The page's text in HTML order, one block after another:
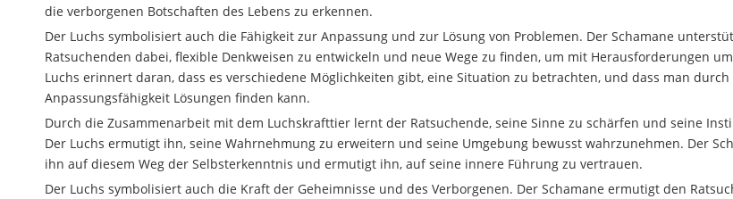
die verborgenen Botschaften des Lebens zu erkennen.
Der Luchs symbolisiert auch die Fähigkeit zur Anpassung und zur Lösung von Problemen. Der Schamane
Ratsuchenden dabei, flexible Denkweisen zu entwickeln und neue Wege zu finden, um mit Herausforderungen
Luchs erinnert daran, dass es verschiedene Möglichkeiten gibt, eine Situation zu betrachten, und dass man
Anpassungsfähigkeit Lösungen finden kann.
Durch die Zusammenarbeit mit dem Luchskrafttier lernt der Ratsuchende, seine Sinne zu schärfen und seine
Der Luchs ermutigt ihn, seine Wahrnehmung zu erweitern und seine Umgebung bewusst wahrzunehmen. Der
ihn auf diesem Weg der Selbsterkenntnis und ermutigt ihn, auf seine innere Führung zu vertrauen.
Der Luchs symbolisiert auch die Kraft der Geheimnisse und des Verborgenen. Der Schamane ermutigt den